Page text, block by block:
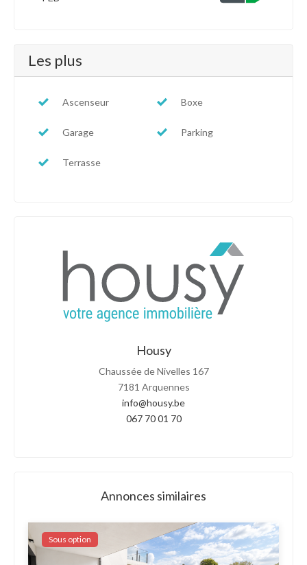
Les plus
Ascenseur Boxe
Garage Parking
Terrasse
Housy
Chaussée de Nivelles 167
7181 Arquennes
info@housy.be
067 70 01 70
Annonces similaires
Sous option